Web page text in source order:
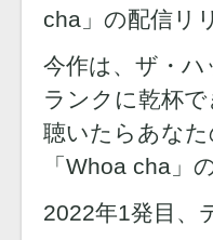
cha」の配信リ
今作は、ザ・
ランクに乾杯
聴いたらあな
「Whoa cha」
2022年1発目、